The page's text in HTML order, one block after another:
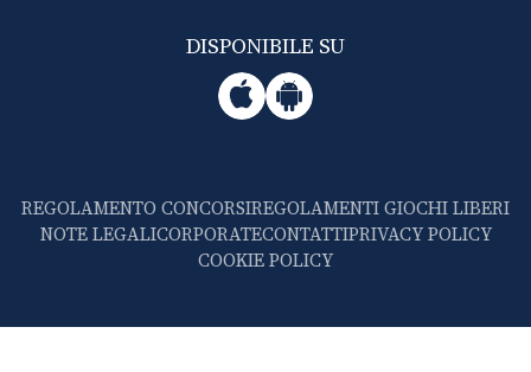
DISPONIBILE SU
REGOLAMENTO CONCORSIREGOLAMENTI GIOCHI LIBERI
NOTE LEGALICORPORATECONTATTIPRIVACY POLICY
COOKIE POLICY